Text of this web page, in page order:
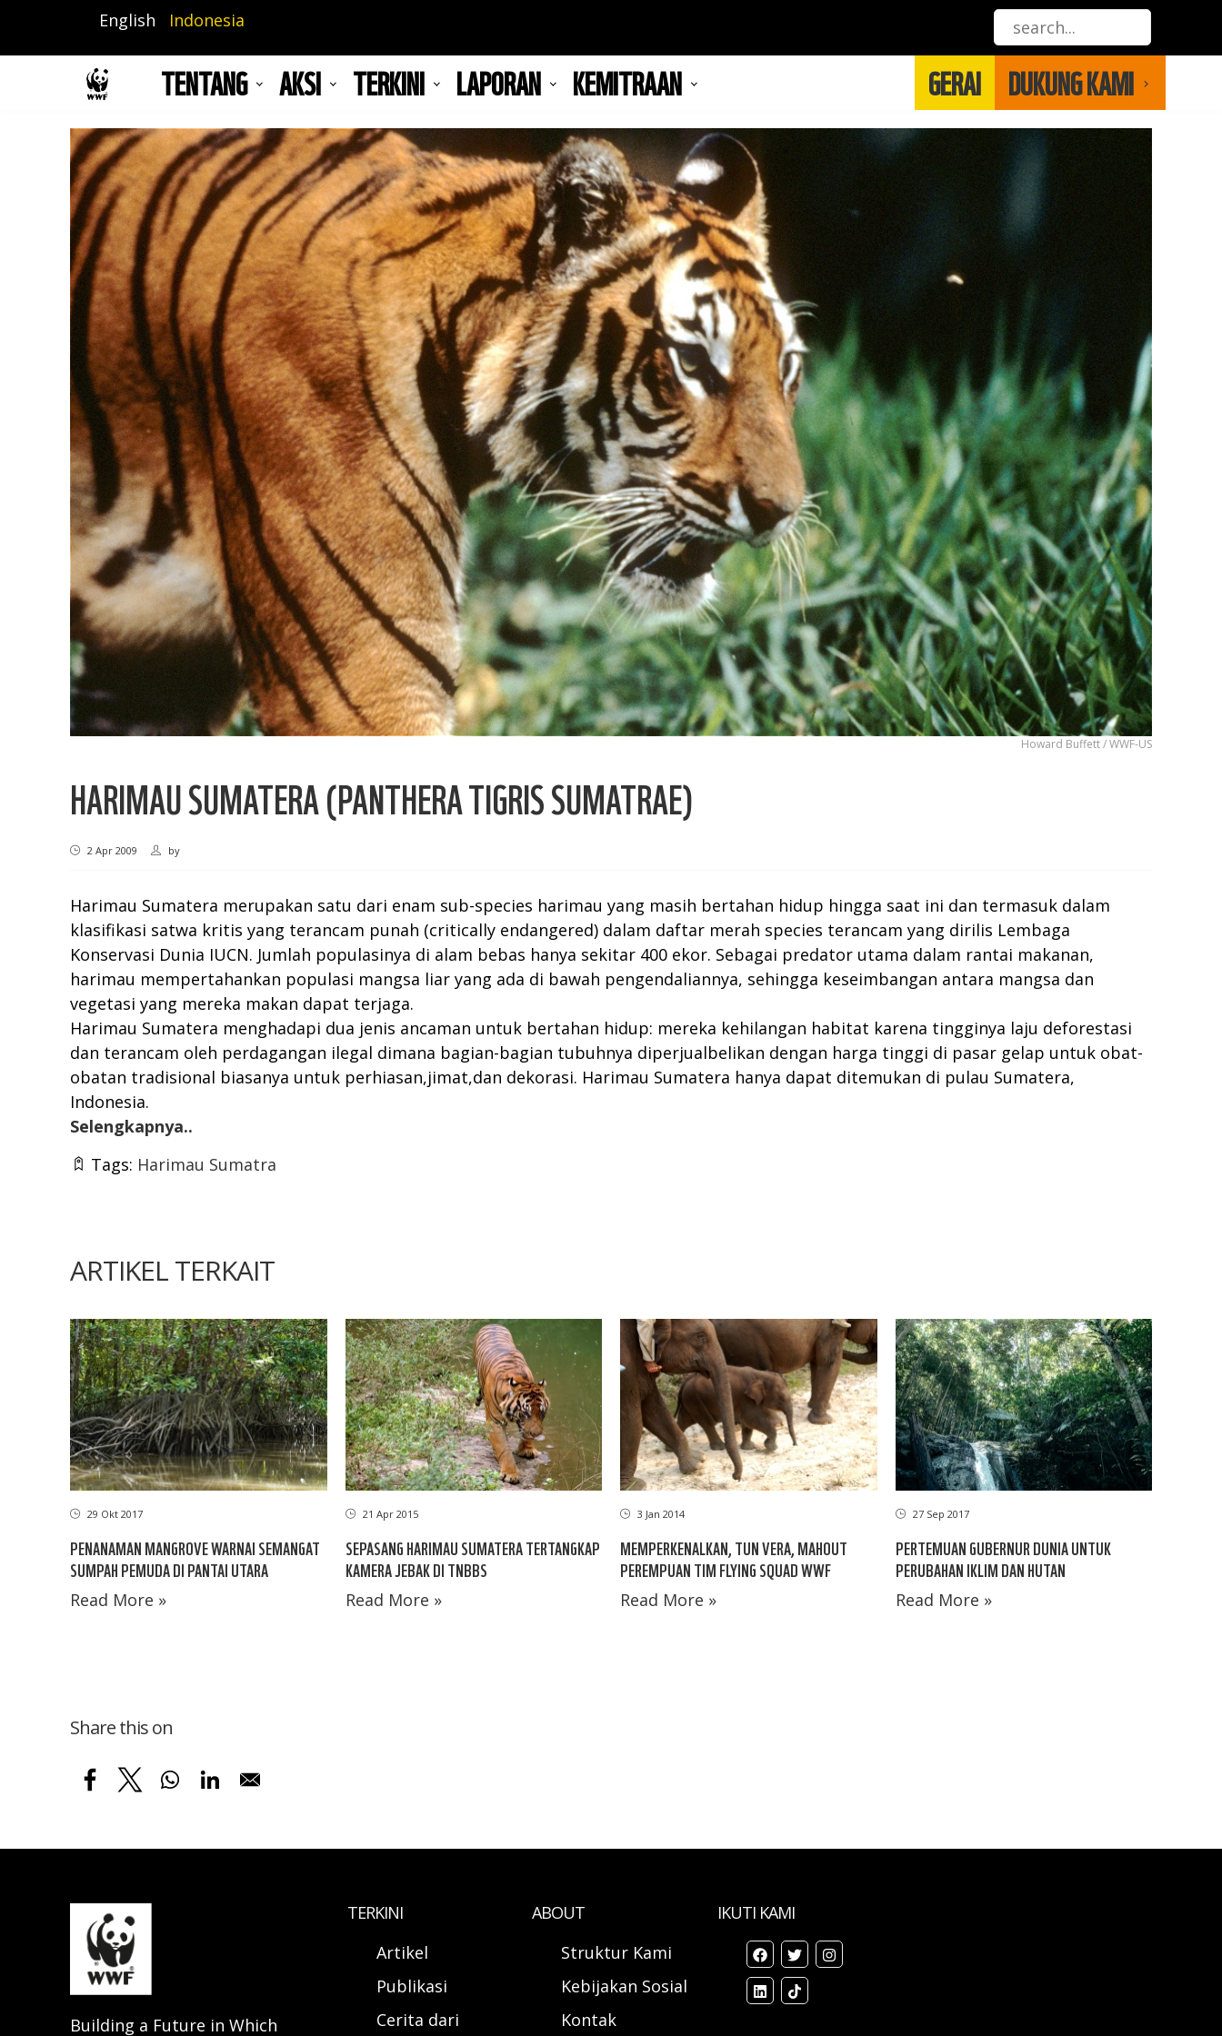
isi
English Indonesia
TENTANG AKSI TERKINI LAPORAN KEMITRAAN GERAI DUKUNG KAMI
Howard Buffett / WWF-US
HARIMAU SUMATERA (PANTHERA TIGRIS SUMATRAE)
2 Apr 2009 by
Harimau Sumatera merupakan satu dari enam sub-species harimau yang masih bertahan hidup hingga saat ini dan termasuk dalam
klasifikasi satwa kritis yang terancam punah (critically endangered) dalam daftar merah species terancam yang dirilis Lembaga
Konservasi Dunia IUCN. Jumlah populasinya di alam bebas hanya sekitar 400 ekor. Sebagai predator utama dalam rantai makanan,
harimau mempertahankan populasi mangsa liar yang ada di bawah pengendaliannya, sehingga keseimbangan antara mangsa dan
vegetasi yang mereka makan dapat terjaga.
Harimau Sumatera menghadapi dua jenis ancaman untuk bertahan hidup: mereka kehilangan habitat karena tingginya laju deforestasi
dan terancam oleh perdagangan ilegal dimana bagian-bagian tubuhnya diperjualbelikan dengan harga tinggi di pasar gelap untuk obat-
obatan tradisional biasanya untuk perhiasan,jimat,dan dekorasi. Harimau Sumatera hanya dapat ditemukan di pulau Sumatera,
Indonesia.
Selengkapnya..
Tags: Harimau Sumatra
ARTIKEL TERKAIT
29 Okt 2017
PENANAMAN MANGROVE WARNAI SEMANGAT
SUMPAH PEMUDA DI PANTAI UTARA
Read More »
21 Apr 2015
SEPASANG HARIMAU SUMATERA TERTANGKAP
KAMERA JEBAK DI TNBBS
Read More »
3 Jan 2014
MEMPERKENALKAN, TUN VERA, MAHOUT
PEREMPUAN TIM FLYING SQUAD WWF
Read More »
27 Sep 2017
PERTEMUAN GUBERNUR DUNIA UNTUK
PERUBAHAN IKLIM DAN HUTAN
Read More »
Share this on
Building a Future in Which
TERKINI
Artikel
Publikasi
Cerita dari
ABOUT
Struktur Kami
Kebijakan Sosial
Kontak
IKUTI KAMI